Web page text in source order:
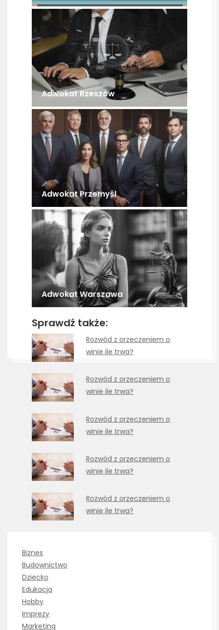
Adwokat Rzeszów
Adwokat Przemyśl
Adwokat Warszawa
Sprawdź także:
Rozwód z orzeczeniem o
winie ile trwa?
Rozwód z orzeczeniem o
winie ile trwa?
Rozwód z orzeczeniem o
winie ile trwa?
Rozwód z orzeczeniem o
winie ile trwa?
Rozwód z orzeczeniem o
winie ile trwa?
Biznes
Budownictwo
Dziecko
Edukacja
Hobby
Imprezy
Marketing